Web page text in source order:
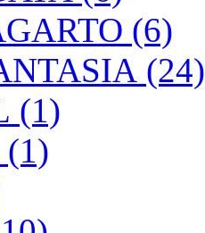
(6)
(24)
(1)